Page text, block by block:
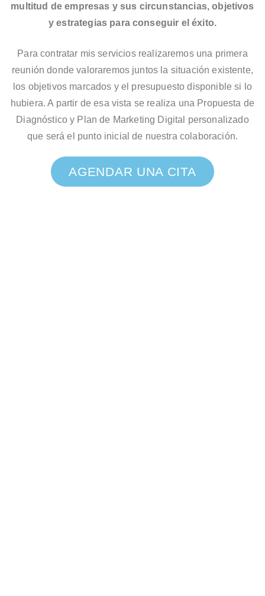
multitud de empresas y sus circunstancias, objetivos
y estrategias para conseguir el éxito.
Para contratar mis servicios realizaremos una primera
reunión donde valoraremos juntos la situación existente,
los objetivos marcados y el presupuesto disponible si lo
hubiera. A partir de esa vista se realiza una Propuesta de
Diagnóstico y Plan de Marketing Digital personalizado
que será el punto inicial de nuestra colaboración.
AGENDAR UNA CITA